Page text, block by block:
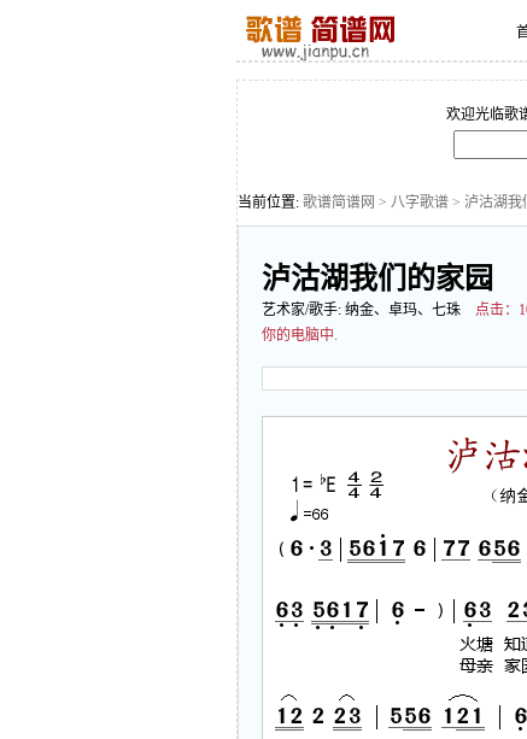
欢迎光临歌
当前位置: 歌谱简谱网 > 八字歌谱 > 泸沽湖我
泸沽湖我们的家园
艺术家/歌手: 纳金、卓玛、七珠 点击：
你的电脑中.